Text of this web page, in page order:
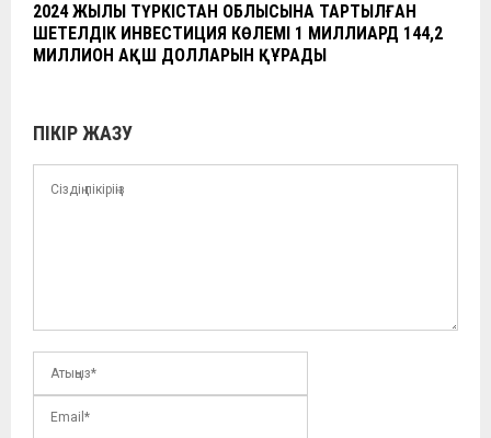
2024 ЖЫЛЫ ТҮРКІСТАН ОБЛЫСЫНА ТАРТЫЛҒАН
ШЕТЕЛДІК ИНВЕСТИЦИЯ КӨЛЕМІ 1 МИЛЛИАРД 144,2
МИЛЛИОН АҚШ ДОЛЛАРЫН ҚҰРАДЫ
ПІКІР ЖАЗУ